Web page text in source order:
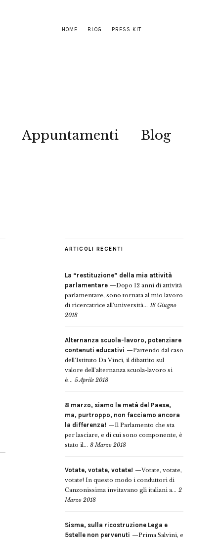
HOME BLOG PRESS KIT
Appuntamenti Blog
ARTICOLI RECENTI
La “restituzione” della mia attività
parlamentare
Dopo 12 anni di attività
parlamentare, sono tornata al mio lavoro
di ricercatrice all’università... 18 Giugno
2018
Alternanza scuola-lavoro, potenziare
contenuti educativi
Partendo dal caso
dell’Istituto Da Vinci, il dibattito sul
valore dell’alternanza scuola-lavoro si
è... 5 Aprile 2018
8 marzo, siamo la metà del Paese,
ma, purtroppo, non facciamo ancora
la differenza!
Il Parlamento che sta
per lasciare, e di cui sono componente, è
stato il... 8 Marzo 2018
Votate, votate, votate!
Votate, votate,
votate! In questo modo i conduttori di
Canzonissima invitavano gli italiani a... 2
Marzo 2018
Sisma, sulla ricostruzione Lega e
5stelle non pervenuti
Prima Salvini, e